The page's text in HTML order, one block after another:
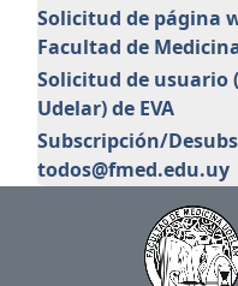
Solicitud de página
Facultad de
Solicitud de usuario
Udelar) de EVA
Subscripción/
todos@fmed.edu.uy